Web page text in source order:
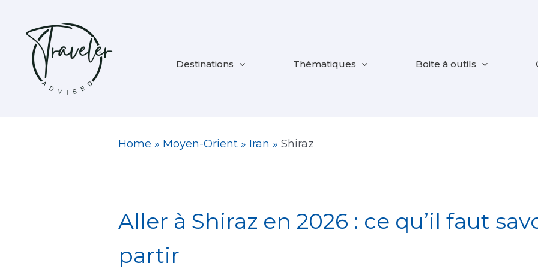
contenu
Destinations Thématiques Boite à outils
Home » Moyen-Orient » Iran »Shiraz
Aller à Shiraz en 2026 : ce qu’il faut
partir